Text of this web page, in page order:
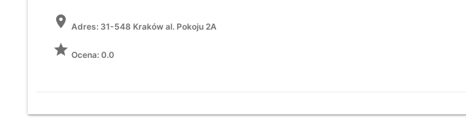
location_on Adres:31-548 Kraków al. Pokoju 2A
grade Ocena: 0.0